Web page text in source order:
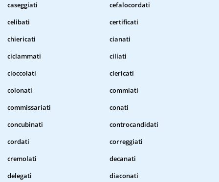
caseggiati
cefalocordati
celibati
certificati
chiericati
cianati
ciclammati
ciliati
cioccolati
clericati
colonati
commiati
commissariati
conati
concubinati
controcandidati
cordati
correggiati
cremolati
decanati
delegati
diaconati